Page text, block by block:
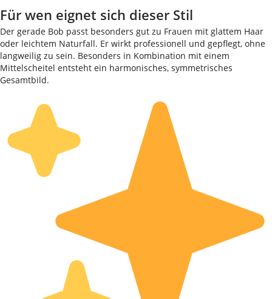
Für wen eignet sich dieser Stil
Der gerade Bob passt besonders gut zu Frauen mit glattem Haar
oder leichtem Naturfall. Er wirkt professionell und gepflegt, ohne
langweilig zu sein. Besonders in Kombination mit einem
Mittelscheitel entsteht ein harmonisches, symmetrisches
Gesamtbild.